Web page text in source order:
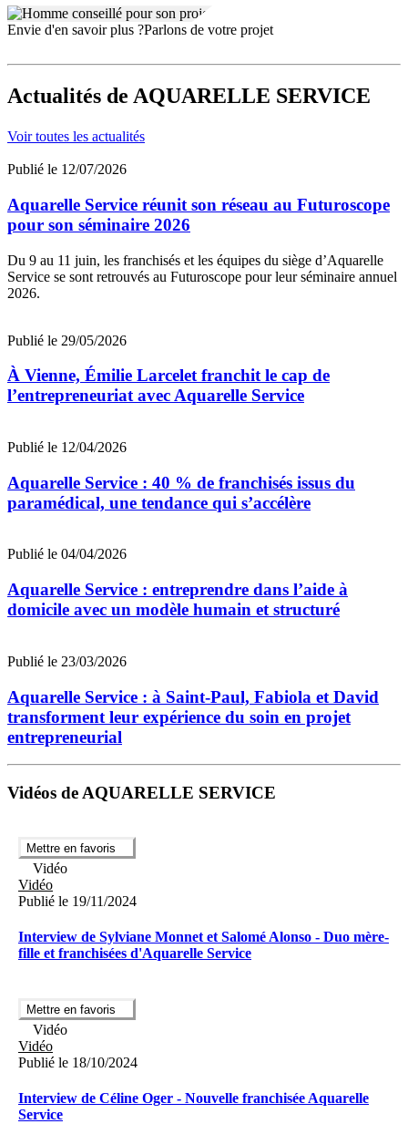
Envie d'en savoir plus ?Parlons de votre projet
Actualités de AQUARELLE SERVICE
Voir toutes les actualités
Publié le 12/07/2026
Aquarelle Service réunit son réseau au Futuroscope
pour son séminaire 2026
Du 9 au 11 juin, les franchisés et les équipes du siège d’Aquarelle
Service se sont retrouvés au Futuroscope pour leur séminaire annuel
2026.
Publié le 29/05/2026
À Vienne, Émilie Larcelet franchit le cap de
l’entrepreneuriat avec Aquarelle Service
Publié le 12/04/2026
Aquarelle Service : 40 % de franchisés issus du
paramédical, une tendance qui s’accélère
Publié le 04/04/2026
Aquarelle Service : entreprendre dans l’aide à
domicile avec un modèle humain et structuré
Publié le 23/03/2026
Aquarelle Service : à Saint-Paul, Fabiola et David
transforment leur expérience du soin en projet
entrepreneurial
Vidéos de AQUARELLE SERVICE
Mettre en favoris
Vidéo
Vidéo
Publié le 19/11/2024
Interview de Sylviane Monnet et Salomé Alonso - Duo mère-
fille et franchisées d'Aquarelle Service
Mettre en favoris
Vidéo
Vidéo
Publié le 18/10/2024
Interview de Céline Oger - Nouvelle franchisée Aquarelle
Service